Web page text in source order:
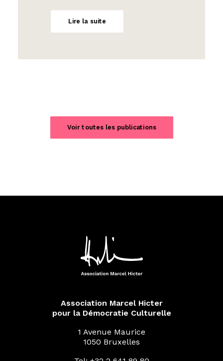
Lire la suite
Voir toutes les publications
Association Marcel Hicter
pour la Démocratie Culturelle
1 Avenue Maurice
1050 Bruxelles